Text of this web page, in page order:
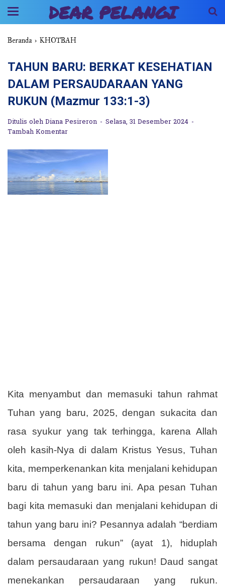
DEAR PELANGI
Beranda › KHOTBAH
TAHUN BARU: BERKAT KESEHATIAN
DALAM PERSAUDARAAN YANG
RUKUN (Mazmur 133:1-3)
Ditulis oleh Diana Pesireron
Selasa, 31 Desember 2024
Tambah Komentar
Kita menyambut dan memasuki tahun rahmat
Tuhan yang baru, 2025, dengan sukacita dan
rasa syukur yang tak terhingga, karena Allah
oleh kasih-Nya di dalam Kristus Yesus, Tuhan
kita, memperkenankan kita menjalani kehidupan
baru di tahun yang baru ini. Apa pesan Tuhan
bagi kita memasuki dan menjalani kehidupan di
tahun yang baru ini? Pesannya adalah “berdiam
bersama dengan rukun” (ayat 1), hiduplah
dalam persaudaraan yang rukun! Daud sangat
menekankan persaudaraan yang rukun.